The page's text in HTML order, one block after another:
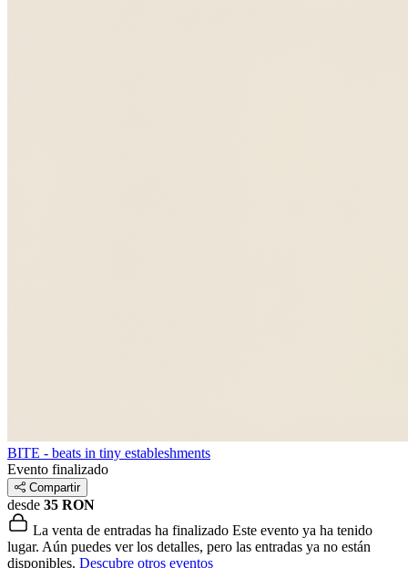
BITE - beats in tiny estableshments
Evento finalizado
Compartir
desde 35 RON
La venta de entradas ha finalizado Este evento ya ha tenido
lugar. Aún puedes ver los detalles, pero las entradas ya no están
disponibles. Descubre otros eventos